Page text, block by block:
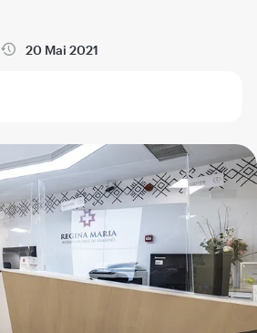
20 Mai 2021